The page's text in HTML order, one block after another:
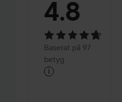
Betyg:
4.8
på
4.8
Baserat på 97
betyg
i